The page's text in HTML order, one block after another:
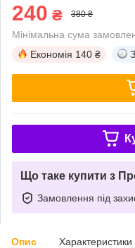
240 ₴ 380 ₴
Мінімальна сума
Економія 140 ₴
Що таке купити з
Замовлення під
Опис Характеристики